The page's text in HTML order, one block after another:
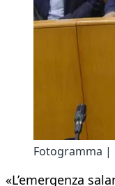
Fotogramma |
«L’emergenza